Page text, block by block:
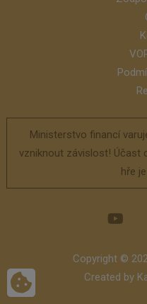
Ministerstvo financí
vzniknout závislost! Účast
hře
Copyright ©
Created by